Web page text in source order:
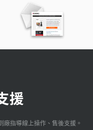
援
廠指導線上操作、售後支援。